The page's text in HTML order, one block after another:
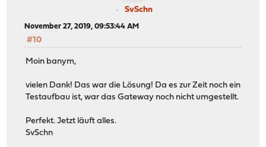
SvSchn
November 27, 2019, 09:53:44 AM
#10
Moin banym,
vielen Dank! Das war die Lösung! Da es zur Zeit noch ein
Testaufbau ist, war das Gateway noch nicht umgestellt.
Perfekt. Jetzt läuft alles.
SvSchn